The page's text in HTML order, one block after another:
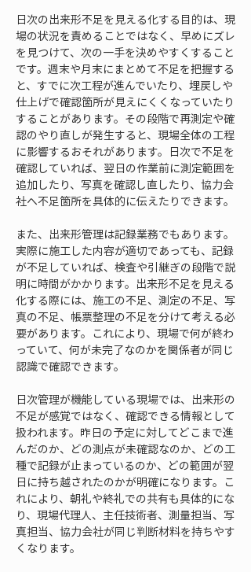
日次の出来形不足を見える化する目的は、現
場の状況を責めることではなく、早めにズレ
を見つけて、次の一手を決めやすくすること
です。週末や月末にまとめて不足を把握する
と、すでに次工程が進んでいたり、埋戻しや
仕上げで確認箇所が見えにくくなっていたり
することがあります。その段階で再測定や確
認のやり直しが発生すると、現場全体の工程
に影響するおそれがあります。日次で不足を
確認していれば、翌日の作業前に測定範囲を
追加したり、写真を確認し直したり、協力会
社へ不足箇所を具体的に伝えたりできます。
また、出来形管理は記録業務でもあります。
実際に施工した内容が適切であっても、記録
が不足していれば、検査や引継ぎの段階で説
明に時間がかかります。出来形不足を見える
化する際には、施工の不足、測定の不足、写
真の不足、帳票整理の不足を分けて考える必
要があります。これにより、現場で何が終わ
っていて、何が未完了なのかを関係者が同じ
認識で確認できます。
日次管理が機能している現場では、出来形の
不足が感覚ではなく、確認できる情報として
扱われます。昨日の予定に対してどこまで進
んだのか、どの測点が未確認なのか、どの工
種で記録が止まっているのか、どの範囲が翌
日に持ち越されたのかが明確になります。こ
れにより、朝礼や終礼での共有も具体的にな
り、現場代理人、主任技術者、測量担当、写
真担当、協力会社が同じ判断材料を持ちやす
くなります。